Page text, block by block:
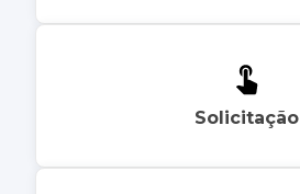
Solicitação